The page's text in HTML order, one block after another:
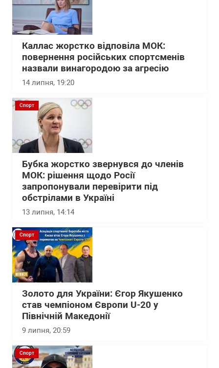
Каллас жорстко відповіла МОК:
повернення російських спортсменів
назвали винагородою за агресію
14 липня, 19:20
Спорт
Бубка жорстко звернувся до членів
МОК: рішення щодо Росії
запропонували перевірити під
обстрілами в Україні
13 липня, 14:14
Спорт
Золото для України: Єгор Якушенко
став чемпіоном Європи U-20 у
Північній Македонії
9 липня, 20:59
Спорт